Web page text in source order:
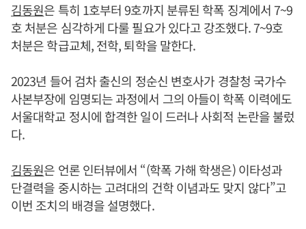
김동원은 특히 1호부터 9호까지 분류된 학폭 징계에서 7~9
호 처분은 심각하게 다룰 필요가 있다고 강조했다. 7~9호
처분은 학급교체, 전학, 퇴학을 말한다.
2023년 들어 검차 출신의 정순신 변호사가 경찰청 국가수
사본부장에 임명되는 과정에서 그의 아들이 학폭 이력에도
서울대학교 정시에 합격한 일이 드러나 사회적 논란을 불렀
다.
김동원은 언론 인터뷰에서 “(학폭 가해 학생은) 이타성과
단결력을 중시하는 고려대의 건학 이념과도 맞지 않다”고
이번 조치의 배경을 설명했다.